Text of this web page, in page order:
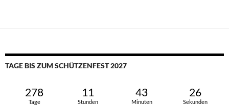
TAGE BIS ZUM SCHÜTZENFEST 2027
278
Tage
11
Stunden
43
Minuten
25
Sekunden